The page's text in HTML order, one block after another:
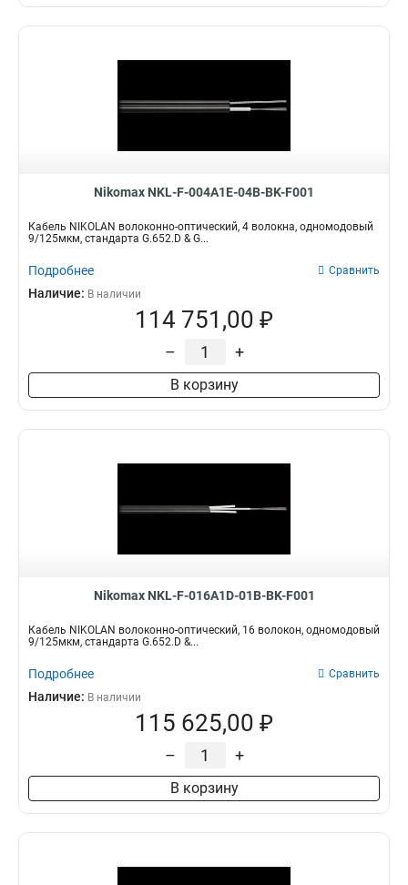
Nikomax NKL-F-004A1E-04B-BK-F001
Кабель NIKOLAN волоконно-оптический, 4 волокна, одномодовый
9/125мкм, стандарта G.652.D & G...
Подробнее Сравнить
Наличие: В наличии
114 751,00 ₽
– +
В корзину
Nikomax NKL-F-016A1D-01B-BK-F001
Кабель NIKOLAN волоконно-оптический, 16 волокон, одномодовый
9/125мкм, стандарта G.652.D &...
Подробнее Сравнить
Наличие: В наличии
115 625,00 ₽
– +
В корзину